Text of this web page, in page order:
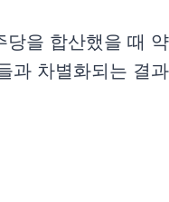
을 합산했을 때
과 차별화되는 결